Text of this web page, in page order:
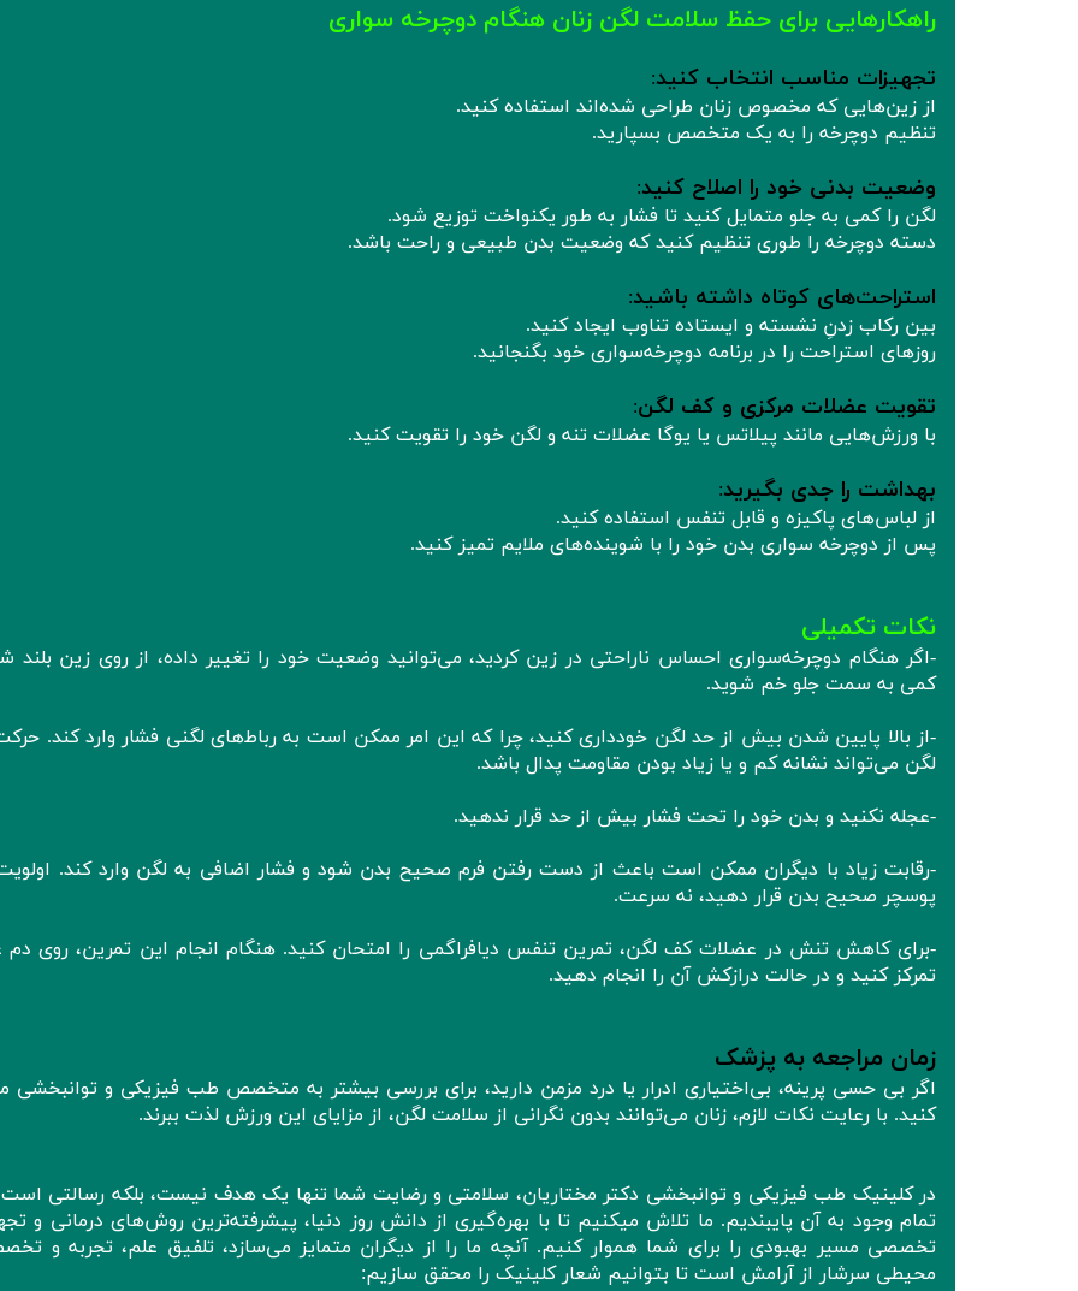
راهکارهایی برای حفظ سلامت لگن زنان هنگام دوچرخه‌ سواری
تجهیزات مناسب انتخاب کنید:
از زین‌هایی که مخصوص زنان طراحی شده‌اند استفاده کنید.
تنظیم دوچرخه را به یک متخصص بسپارید.
وضعیت بدنی خود را اصلاح کنید:
لگن را کمی به جلو متمایل کنید تا فشار به طور یکنواخت توزیع شود.
دسته دوچرخه را طوری تنظیم کنید که وضعیت بدن طبیعی و راحت باشد.
استراحت‌های کوتاه داشته باشید:
بین رکاب زدنِ نشسته و ایستاده تناوب ایجاد کنید.
روزهای استراحت را در برنامه دوچرخه‌سواری خود بگنجانید.
تقویت عضلات مرکزی و کف لگن:
با ورزش‌هایی مانند پیلاتس یا یوگا عضلات تنه و لگن خود را تقویت کنید.
بهداشت را جدی بگیرید:
از لباس‌های پاکیزه و قابل تنفس استفاده کنید.
پس از دوچرخه‌ سواری بدن خود را با شوینده‌های ملایم تمیز کنید.
نکات تکمیلی
-اگر هنگام دوچرخه‌سواری احساس ناراحتی در زین کردید، می‌توانید وضعیت خود را تغییر داده، از روی زین بلند
کمی به سمت جلو خم شوید.
-از بالا پایین شدن بیش از حد لگن خودداری کنید، چرا که این امر ممکن است به رباط‌های لگنی فشار وارد کند.
لگن می‌تواند نشانه کم و یا زیاد بودن مقاومت پدال باشد.
-عجله نکنید و بدن خود را تحت فشار بیش از حد قرار ندهید.
-رقابت زیاد با دیگران ممکن است باعث از دست رفتن فرم صحیح بدن شود و فشار اضافی به لگن وارد کند. اولویت
پوسچر صحیح بدن قرار دهید، نه سرعت.
-برای کاهش تنش در عضلات کف لگن، تمرین تنفس دیافراگمی را امتحان کنید. هنگام انجام این تمرین، روی
تمرکز کنید و در حالت درازکش آن را انجام دهید.
زمان مراجعه به پزشک
اگر بی حسی پرینه، بی‌اختیاری ادرار یا درد مزمن دارید، برای بررسی بیشتر به متخصص طب فیزیکی و توانبخشی
کنید. با رعایت نکات لازم، زنان می‌توانند بدون نگرانی از سلامت لگن، از مزایای این ورزش لذت ببرند.
در کلینیک طب فیزیکی و توانبخشی دکتر مختاریان، سلامتی و رضایت شما تنها یک هدف نیست، بلکه رسالتی است
تمام وجود به آن پایبندیم. ما تلاش میکنیم تا با بهره‌گیری از دانش روز دنیا، پیشرفته‌ترین روش‌های درمانی و
تخصصی مسیر بهبودی را برای شما هموار کنیم. آنچه ما را از دیگران متمایز می‌سازد، تلفیق علم، تجربه و
محیطی سرشار از آرامش است تا بتوانیم شعار کلینیک را محقق سازیم: